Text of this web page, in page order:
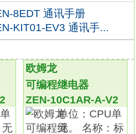
I/F欧姆龙ZEN-CIF01手
粒。
粒，又能调查尘源。
：宽视野，
能，
觉技术的完美结合
单元ZEN-CIF01
8EDT 通讯手册
KIT01-EV3 通讯手...
欧姆龙
可编程继电器
ZEN-10C1AR-A-V2
单位：CPU单
元。 名称：标